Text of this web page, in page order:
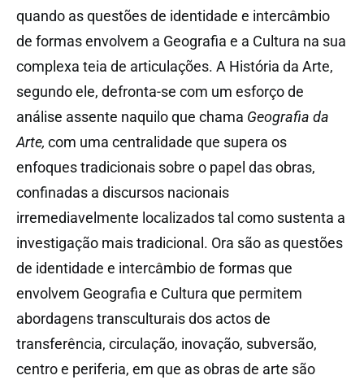
quando as questões de identidade e intercâmbio
de formas envolvem a Geografia e a Cultura na sua
complexa teia de articulações. A História da Arte,
segundo ele, defronta-se com um esforço de
análise assente naquilo que chama Geografia da
Arte, com uma centralidade que supera os
enfoques tradicionais sobre o papel das obras,
confinadas a discursos nacionais
irremediavelmente localizados tal como sustenta a
investigação mais tradicional. Ora são as questões
de identidade e intercâmbio de formas que
envolvem Geografia e Cultura que permitem
abordagens transculturais dos actos de
transferência, circulação, inovação, subversão,
centro e periferia, em que as obras de arte são